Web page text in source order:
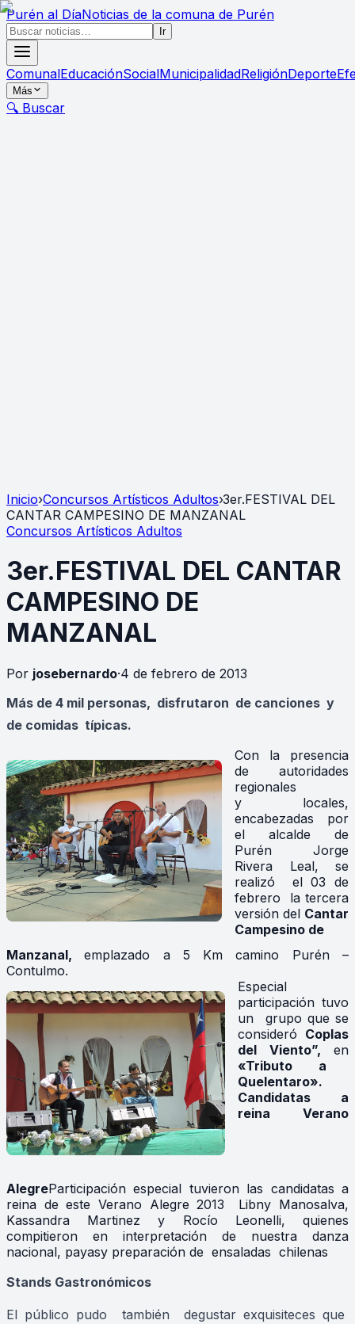
Purén al DíaNoticias de la comuna de Purén
Ir
ComunalEducaciónSocialMunicipalidadReligiónDeporte
Más
🔍 Buscar
Inicio›Concursos Artísticos Adultos›3er.FESTIVAL DEL
CANTAR CAMPESINO DE MANZANAL
Concursos Artísticos Adultos
3er.FESTIVAL DEL CANTAR
CAMPESINO DE
MANZANAL
Por josebernardo·4 de febrero de 2013
Más de 4 mil personas, disfrutaron de canciones y
de comidas típicas.
Con la presencia
de autoridades
regionales
y locales,
encabezadas por
el alcalde de
Purén Jorge
Rivera Leal, se
realizó el 03 de
febrero la tercera
versión del Cantar
Campesino de
Manzanal,emplazado a 5 Km camino Purén –
Contulmo.
Especial
participación tuvo
un grupo que se
consideró Coplas
del Viento”, en
«Tributo a
Quelentaro».
Candidatas a
reina Verano
AlegreParticipación especial tuvieron las candidatas a
reina de este Verano Alegre 2013
Libny Manosalva,
Kassandra Martinez y Rocío Leonelli, quienes
compitieron en interpretación de nuestra danza
nacional, payasy preparación de ensaladas chilenas
Stands Gastronómicos
El público pudo también degustar exquisiteces que